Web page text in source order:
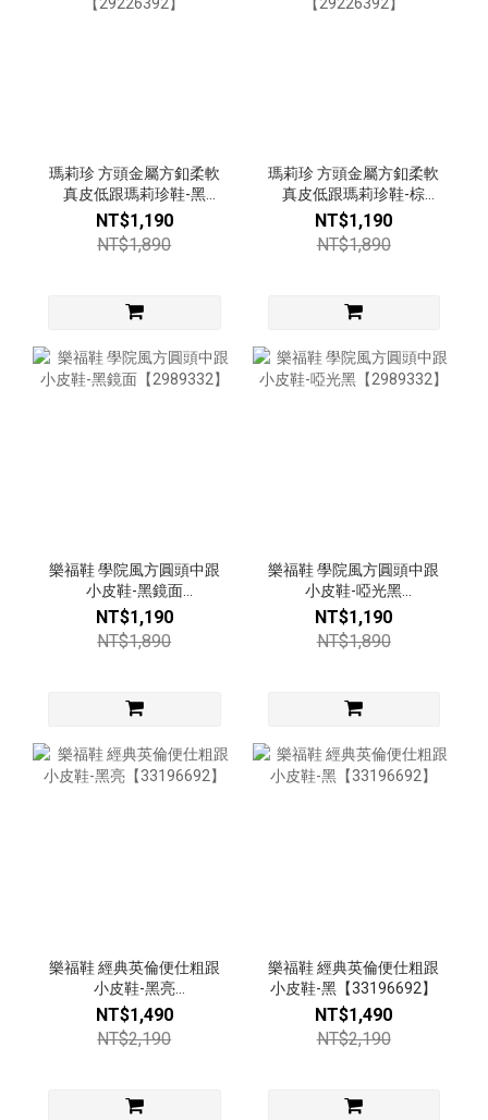
瑪莉珍 方頭金屬方釦柔軟
真皮低跟瑪莉珍鞋-黑
【29226392】
NT$1,190
NT$1,890
瑪莉珍 方頭金屬方釦柔軟
真皮低跟瑪莉珍鞋-棕
【29226392】
NT$1,190
NT$1,890
樂福鞋 學院風方圓頭中跟
小皮鞋-黑鏡面
【2989332】
NT$1,190
NT$1,890
樂福鞋 學院風方圓頭中跟
小皮鞋-啞光黑
【2989332】
NT$1,190
NT$1,890
樂福鞋 經典英倫便仕粗跟
小皮鞋-黑亮
【33196692】
NT$1,490
NT$2,190
樂福鞋 經典英倫便仕粗跟
小皮鞋-黑【33196692】
NT$1,490
NT$2,190